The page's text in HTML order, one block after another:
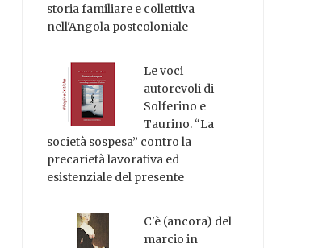
storia familiare e collettiva
nell'Angola postcoloniale
Le voci
autorevoli di
Solferino e
Taurino. “La
società sospesa” contro la
precarietà lavorativa ed
esistenziale del presente
C'è (ancora) del
marcio in